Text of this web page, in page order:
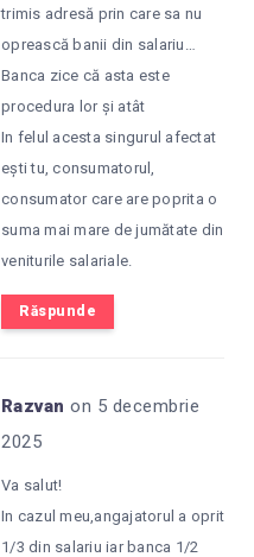
trimis adresă prin care sa nu
oprească banii din salariu…
Banca zice că asta este
procedura lor și atât
In felul acesta singurul afectat
ești tu, consumatorul,
consumator care are poprita o
suma mai mare de jumătate din
veniturile salariale.
Răspunde
Razvan on 5 decembrie
2025
Va salut!
In cazul meu,angajatorul a oprit
1/3 din salariu iar banca 1/2